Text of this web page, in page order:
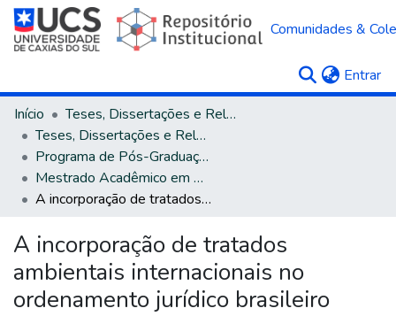
Comunidades &
Entrar
Início
Teses, Dissertações e Relatórios
Teses, Dissertações e Relatórios defendidos na UCS
Programa de Pós-Graduação em Direito
Mestrado Acadêmico em Direito
A incorporação de tratados ambientais internacionais no ordenamento jurídico brasileiro
A incorporação de tratados
ambientais internacionais no
ordenamento jurídico brasileiro